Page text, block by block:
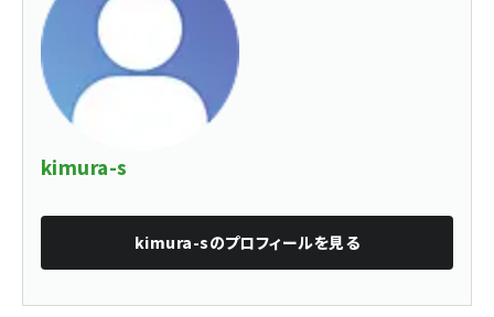
kimura-s
kimura-sのプロフィールを見る